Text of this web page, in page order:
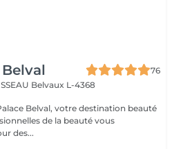
76
Belvaux L-4368
Belval, votre destination beauté
de la beauté vous
des...